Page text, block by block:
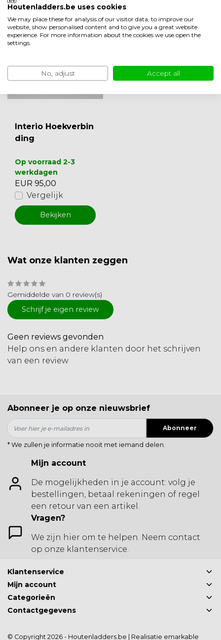
Minder weergeven
Ook leuk om te bekijken
Interio Hoekverbin
ding
Op voorraad 2-3
werkdagen
EUR 95,00
Vergelijk
Bekijken
Wat onze klanten zeggen
Gemiddelde van 0 review(s)
Schrijf je eigen review
Geen reviews gevonden
Help ons en andere klanten door het schrijven
van een review
Abonneer je op onze nieuwsbrief
Abonneer
* We zullen je informatie nooit met iemand delen.
Mijn account
De mogelijkheden in je account: volg je
bestellingen, betaal rekeningen of regel
een retour van een artikel.
Vragen?
We zijn hier om te helpen. Neem contact
op onze klantenservice.
Klantenservice
Mijn account
Categorieën
Contactgegevens
© Copyright 2026 - Houtenladders.be | Realisatie emarkable
Houtenladders.be uses cookies
We may place these for analysis of our visitor data, to improve our
website, show personalised content and to give you a great website
experience. For more information about the cookies we use open the
settings.
No, adjust Accept all